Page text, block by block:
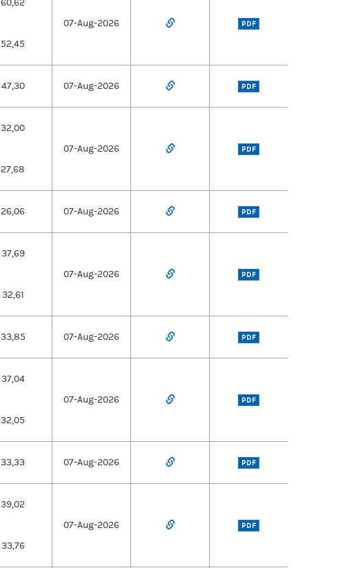
60,62
52,45
07-Aug-2026 PDF
47,30 07-Aug-2026 PDF
32,00
27,68
07-Aug-2026 PDF
26,06 07-Aug-2026 PDF
37,69
32,61
07-Aug-2026 PDF
33,85 07-Aug-2026 PDF
37,04
32,05
07-Aug-2026 PDF
33,33 07-Aug-2026 PDF
39,02
33,76
07-Aug-2026 PDF